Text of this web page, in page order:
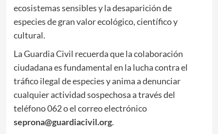
ecosistemas sensibles y la desaparición de
especies de gran valor ecológico, científico y
cultural.
La Guardia Civil recuerda que la colaboración
ciudadana es fundamental en la lucha contra el
tráfico ilegal de especies y anima a denunciar
cualquier actividad sospechosa a través del
teléfono 062 o el correo electrónico
seprona@guardiacivil.org.